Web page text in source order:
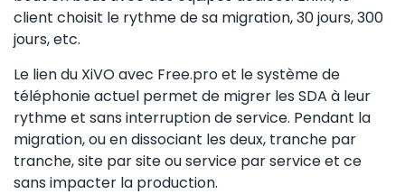
client choisit le rythme de sa migration, 30 jours, 300
jours, etc.
Le lien du XiVO avec Free.pro et le système de
téléphonie actuel permet de migrer les SDA à leur
rythme et sans interruption de service. Pendant la
migration, ou en dissociant les deux, tranche par
tranche, site par site ou service par service et ce
sans impacter la production.